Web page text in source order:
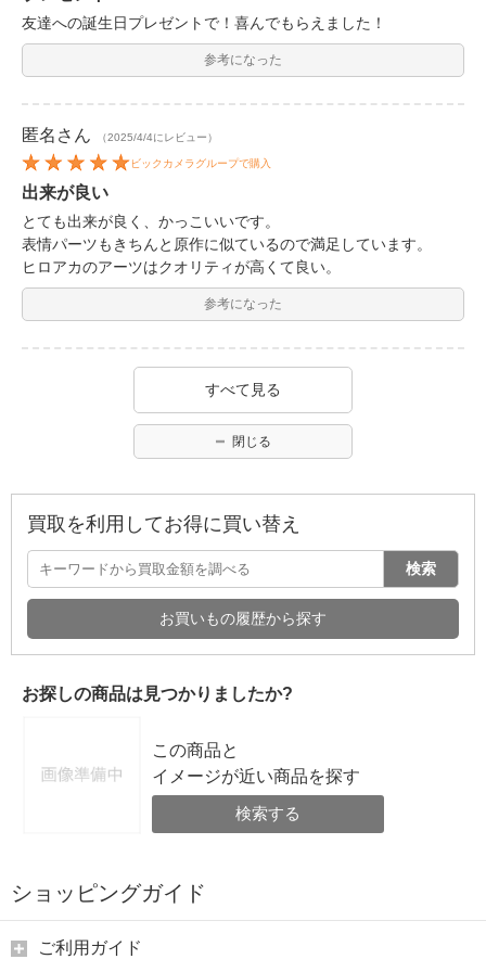
友達への誕生日プレゼントで！喜んでもらえました！
参考になった
匿名 さん （2025/4/4にレビュー）
ビックカメラグループで購入
出来が良い
とても出来が良く、かっこいいです。
表情パーツもきちんと原作に似ているので満足しています。
ヒロアカのアーツはクオリティが高くて良い。
参考になった
すべて見る
閉じる
買取を利用してお得に買い替え
検索
お買いもの履歴から探す
お探しの商品は見つかりましたか?
この商品と
イメージが近い商品を探す
検索する
ショッピングガイド
ご利用ガイド